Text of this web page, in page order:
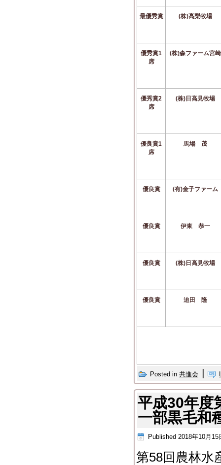
最優秀賞 (株)髙梨牧場
優秀賞1
席
(株)森ファーム宮崎
優秀賞2
席
(株)日高見牧場
優良賞1
席
馬場 茂
優良賞 (有)金子ファーム
優良賞 伊東 恭一
優良賞 (株)日高見牧場
優良賞 迫田 隆
Posted in 共進会 |
平成30年度
一部黒毛和
Published 2018年10月15
第58回農林水